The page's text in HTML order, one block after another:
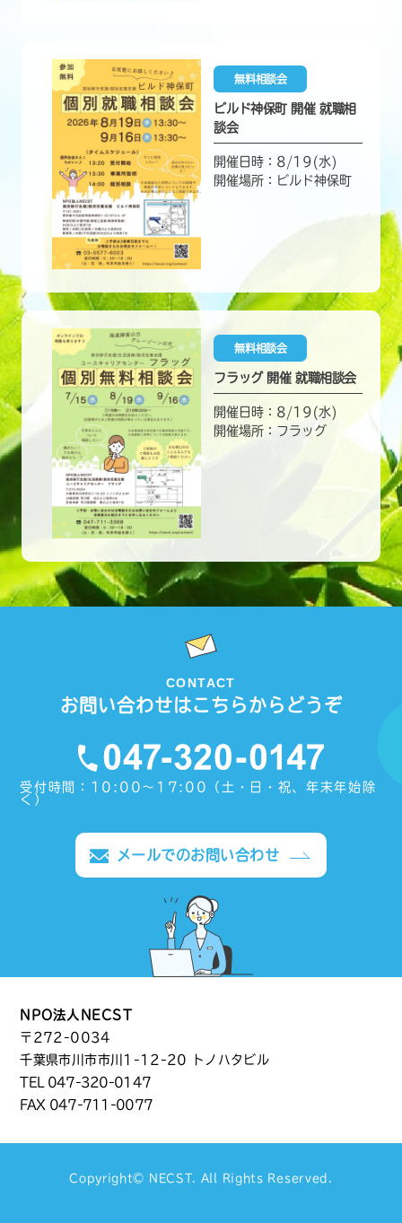
無料相談会
ビルド神保町 開催 就職相
談会
開催日時：8/19(水)
開催場所：ビルド神保町
無料相談会
フラッグ 開催 就職相談会
開催日時：8/19(水)
開催場所：フラッグ
CONTACT
お問い合わせはこちらからどうぞ
受付時間：10:00〜17:00（土・日・祝、年末年始除
く）
メールでのお問い合わせ
NPO法人NECST
〒272-0034
千葉県市川市市川1-12-20 トノハタビル
TEL 047-320-0147
FAX 047-711-0077
Copyright© NECST. All Rights Reserved.